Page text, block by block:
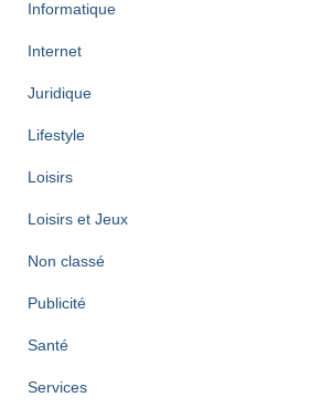
Informatique
Internet
Juridique
Lifestyle
Loisirs
Loisirs et Jeux
Non classé
Publicité
Santé
Services